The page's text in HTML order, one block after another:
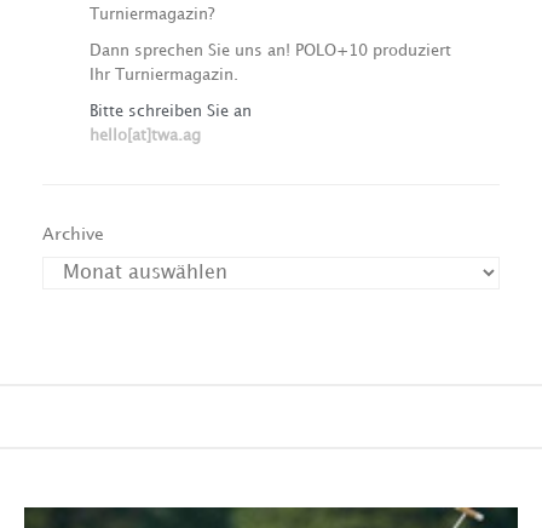
Turniermagazin?
Dann sprechen Sie uns an! POLO+10 produziert
Ihr Turniermagazin.
Bitte schreiben Sie an
hello[at]twa.ag
Archive